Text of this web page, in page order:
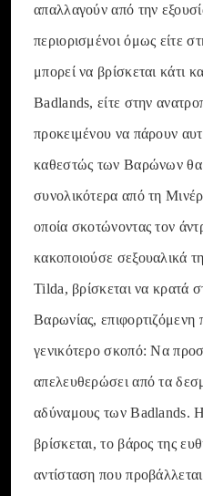
απαλλαγούν από την
περιορισμένοι όμως είτε
μπορεί να βρίσκεται κάτι
Badlands, είτε στην
προκειμένου να πάρουν
καθεστώς των Βαρώνων θα
συνολικότερα από τη
οποία σκοτώνοντας τον
κακοποιούσε σεξουαλικά
Tilda, βρίσκεται να κρατά
Βαρωνίας, επιφορτιζόμενη
γενικότερο σκοπό: Να
απελευθερώσει από τα
αδύναμους των Badlands.
βρίσκεται, το βάρος της
αντίσταση που